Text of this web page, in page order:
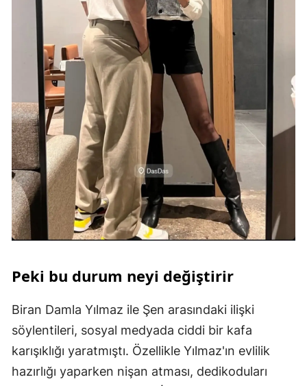
Peki bu durum neyi değiştirir
Biran Damla Yılmaz ile Şen arasındaki ilişki
söylentileri, sosyal medyada ciddi bir kafa
karışıklığı yaratmıştı. Özellikle Yılmaz'ın evlilik
hazırlığı yaparken nişan atması, dedikoduları